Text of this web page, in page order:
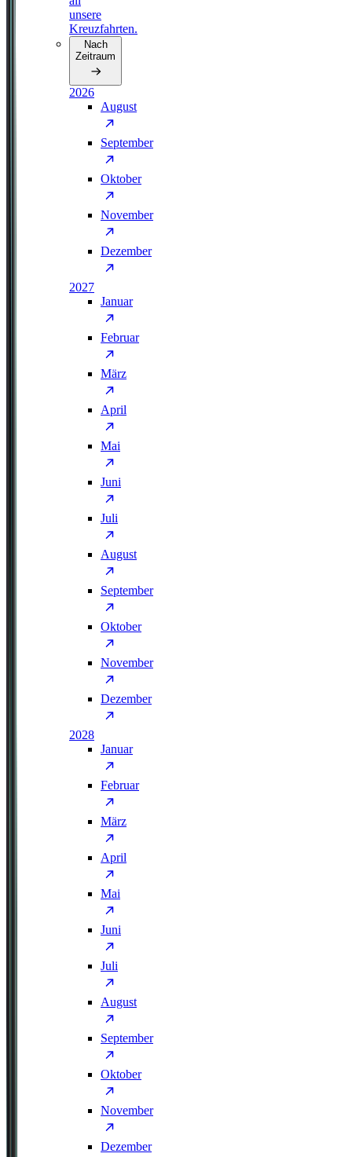
unsere
Kreuzfahrten.
Nach
Zeitraum
2026
August
September
Oktober
November
Dezember
2027
Januar
Februar
März
April
Mai
Juni
Juli
August
September
Oktober
November
Dezember
2028
Januar
Februar
März
April
Mai
Juni
Juli
August
September
Oktober
November
Dezember